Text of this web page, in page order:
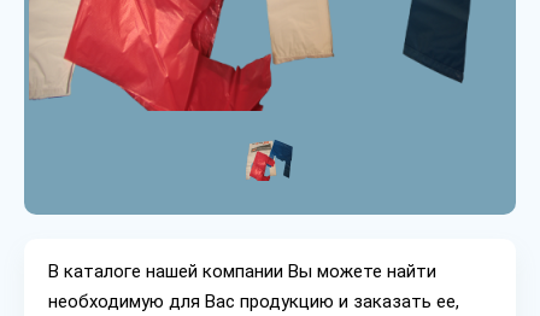
В каталоге нашей компании Вы можете найти
необходимую для Вас продукцию и заказать ее,